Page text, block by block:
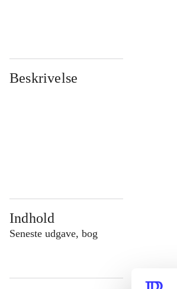
Beskrivelse
Indhold
Seneste udgave, bog